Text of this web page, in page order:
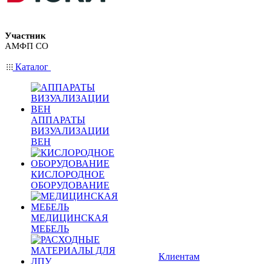
Участник
АМФП СО
Каталог
АППАРАТЫ
ВИЗУАЛИЗАЦИИ
ВЕН
КИСЛОРОДНОЕ
ОБОРУДОВАНИЕ
МЕДИЦИНСКАЯ
МЕБЕЛЬ
Клиентам